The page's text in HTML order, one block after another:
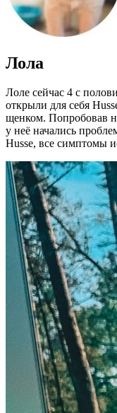
Лола
Лоле сейчас 4 с
открыли для себя
щенком. Попробовав
у неё начались
Husse, все симптомы